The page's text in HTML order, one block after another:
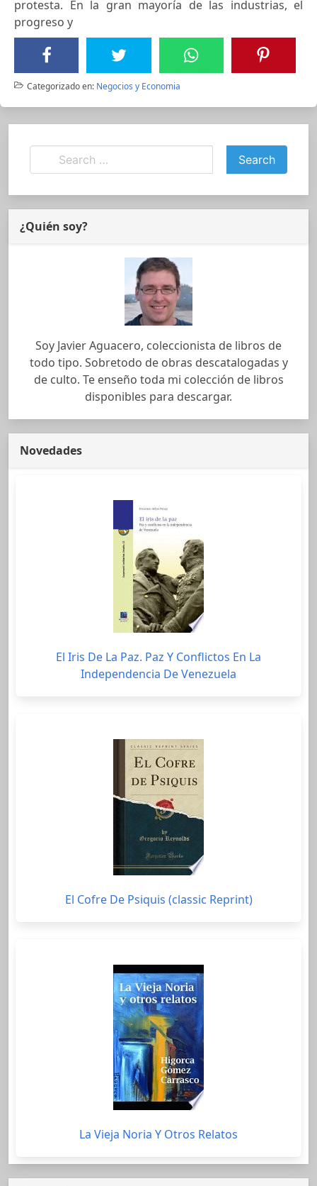
protesta. En la gran mayoría de las industrias, el
progreso y
Categorizado en: Negocios y Economia
¿Quién soy?
Soy Javier Aguacero, coleccionista de libros de
todo tipo. Sobretodo de obras descatalogadas y
de culto. Te enseño toda mi colección de libros
disponibles para descargar.
Novedades
El Iris De La Paz. Paz Y Conflictos En La
Independencia De Venezuela
El Cofre De Psiquis (classic Reprint)
La Vieja Noria Y Otros Relatos